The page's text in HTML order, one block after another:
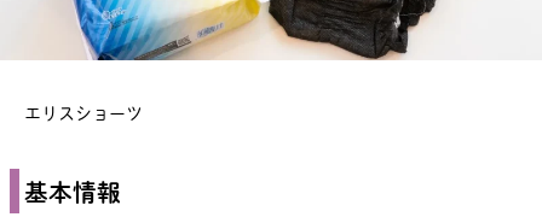
エリスショーツ
基本情報